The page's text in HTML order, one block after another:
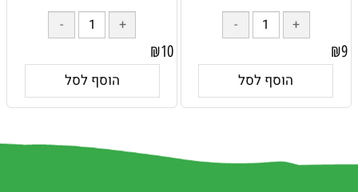
₪9
הוסף לסל
₪10
הוסף לסל